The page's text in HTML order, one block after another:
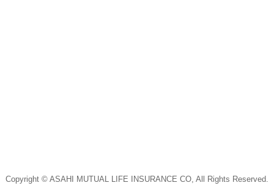
Copyright © ASAHI MUTUAL LIFE INSURANCE CO, All Rights Reserved.